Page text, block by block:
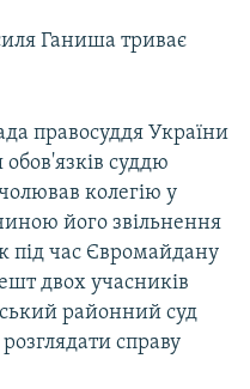
Ганиша триває
правосуддя України
суддю
колегію у
його звільнення
під час Євромайдану
двох учасників
районний суд
справу